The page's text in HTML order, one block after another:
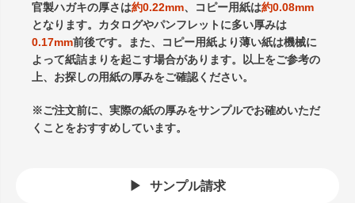
官製ハガキの厚さは約0.22mm、コピー用紙は約0.08mm
となります。カタログやパンフレットに多い厚みは
0.17mm前後です。また、コピー用紙より薄い紙は機械に
よって紙詰まりを起こす場合があります。以上をご参考の
上、お探しの用紙の厚みをご確認ください。
※ご注文前に、実際の紙の厚みをサンプルでお確めいただ
くことをおすすめしています。
サンプル請求